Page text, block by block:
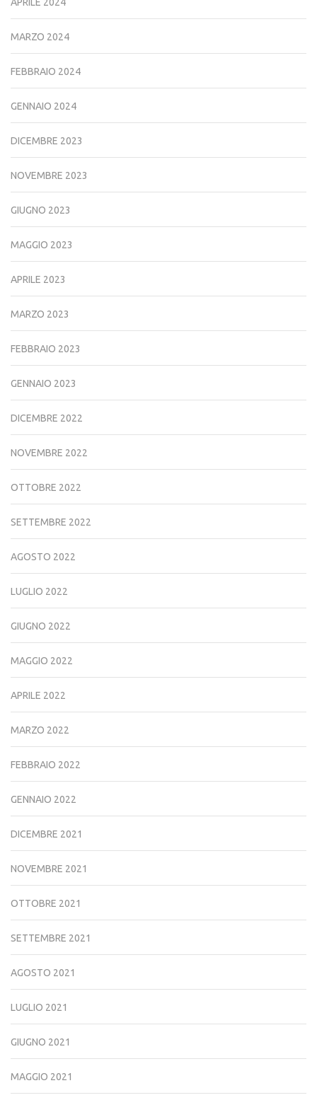
MARZO 2024
FEBBRAIO 2024
GENNAIO 2024
DICEMBRE 2023
NOVEMBRE 2023
GIUGNO 2023
MAGGIO 2023
APRILE 2023
MARZO 2023
FEBBRAIO 2023
GENNAIO 2023
DICEMBRE 2022
NOVEMBRE 2022
OTTOBRE 2022
SETTEMBRE 2022
AGOSTO 2022
LUGLIO 2022
GIUGNO 2022
MAGGIO 2022
APRILE 2022
MARZO 2022
FEBBRAIO 2022
GENNAIO 2022
DICEMBRE 2021
NOVEMBRE 2021
OTTOBRE 2021
SETTEMBRE 2021
AGOSTO 2021
LUGLIO 2021
GIUGNO 2021
MAGGIO 2021